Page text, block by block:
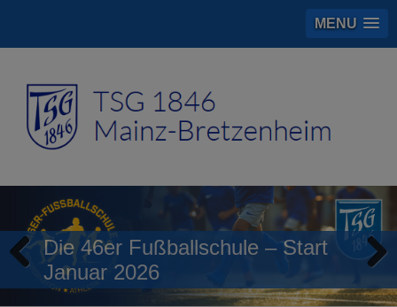
MENU
Die 46er Fußballschule – Start
Januar 2026
Previous